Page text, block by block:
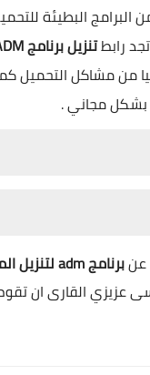
البطيئة
رابطتنزيل برنامج ADM
من مشاكل التحميل
مجاني .
عنبرنامج adm لتنزيل الملفات
عزيزي القارى ان